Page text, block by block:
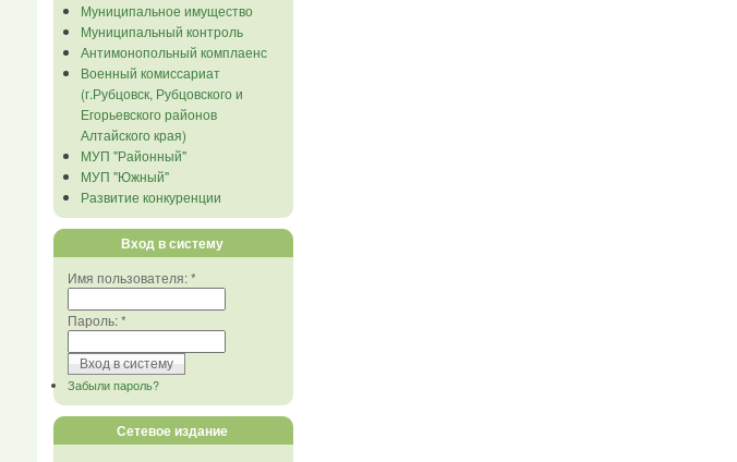
Муниципальное имущество
Муниципальный контроль
Антимонопольный комплаенс
Военный комиссариат
(г.Рубцовск, Рубцовского и
Егорьевского районов
Алтайского края)
МУП "Районный"
МУП "Южный"
Развитие конкуренции
Вход в систему
Имя пользователя:*
Пароль:*
Забыли пароль?
Сетевое издание